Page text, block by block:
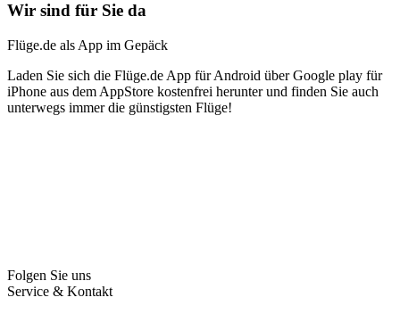
Wir sind für Sie da
Flüge.de als App im Gepäck
Laden Sie sich die Flüge.de App für Android über Google play für
iPhone aus dem AppStore kostenfrei herunter und finden Sie auch
unterwegs immer die günstigsten Flüge!
Folgen Sie uns
Service & Kontakt